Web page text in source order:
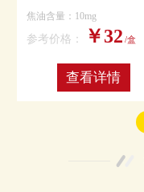
焦油含量：10mg
参考价格： ￥32 /盒
查看详情